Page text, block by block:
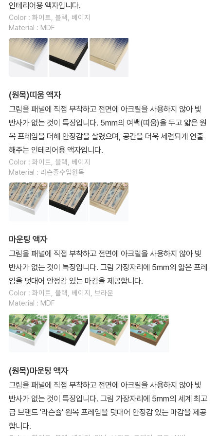
인테리어용 액자입니다.
Color : 화이트, 블랙, 베이지
Material : MDF
(원목)띠움 액자
그림을 패널에 직접 부착하고 전면에 아크릴을 사용하지 않아 빛
반사가 없는 것이 특징입니다. 5mm의 여백(띠움)을 두고 얇은 원
목 프레임을 더해 안정감을 살렸으며, 공간을 더욱 세련되게 연출
해주는 인테리어용 액자입니다.
Color : 화이트, 블랙, 베이지
Material : 라슨쥴수입원목
마운팅 액자
그림을 패널에 직접 부착하고 전면에 아크릴을 사용하지 않아 빛
반사가 없는 것이 특징입니다. 그림 가장자리에 5mm의 얇은 프레
임을 덧대어 안정감 있는 마감을 제공합니다.
Color : 화이트, 블랙, 베이지, 브라운
Material : MDF
(원목)마운팅 액자
그림을 패널에 직접 부착하고 전면에 아크릴을 사용하지 않아 빛
반사가 없는 것이 특징입니다. 그림 가장자리에 5mm의 세계 최고
급 브랜드 '라슨쥴' 원목 프레임을 덧대어 안정감 있는 마감을 제공
합니다.